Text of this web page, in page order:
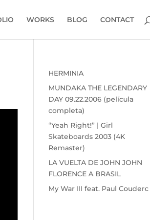
WORKS BLOG CONTACT
HERMINIA
MUNDAKA THE LEGENDARY
DAY 09.22.2006 (película
completa)
“Yeah Right!” | Girl
Skateboards 2003 (4K
Remaster)
LA VUELTA DE JOHN JOHN
FLORENCE A BRASIL
My War III feat. Paul Couderc